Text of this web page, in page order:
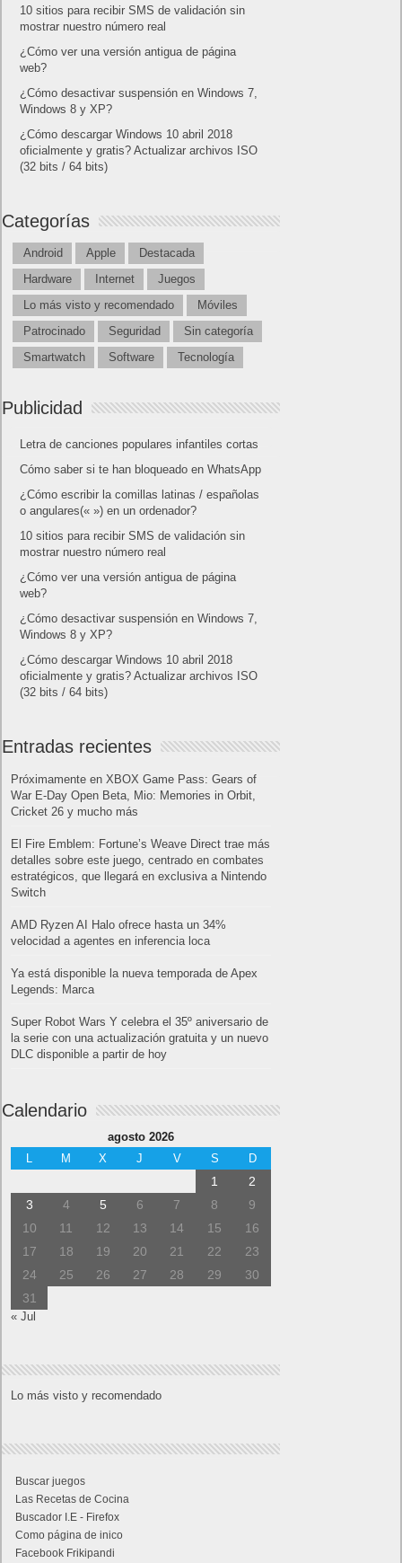
10 sitios para recibir SMS de validación sin
mostrar nuestro número real
¿Cómo ver una versión antigua de página
web?
¿Cómo desactivar suspensión en Windows 7,
Windows 8 y XP?
¿Cómo descargar Windows 10 abril 2018
oficialmente y gratis? Actualizar archivos ISO
(32 bits / 64 bits)
Categorías
Android Apple
Destacada
Hardware
Internet
Juegos
Lo más visto y recomendado
Móviles
Patrocinado
Seguridad
Sin categoría
Smartwatch
Software Tecnología
Publicidad
Letra de canciones populares infantiles cortas
Cómo saber si te han bloqueado en WhatsApp
¿Cómo escribir la comillas latinas / españolas
o angulares(« ») en un ordenador?
10 sitios para recibir SMS de validación sin
mostrar nuestro número real
¿Cómo ver una versión antigua de página
web?
¿Cómo desactivar suspensión en Windows 7,
Windows 8 y XP?
¿Cómo descargar Windows 10 abril 2018
oficialmente y gratis? Actualizar archivos ISO
(32 bits / 64 bits)
Entradas recientes
Próximamente en XBOX Game Pass: Gears of
War E-Day Open Beta, Mio: Memories in Orbit,
Cricket 26 y mucho más
El Fire Emblem: Fortune’s Weave Direct trae más
detalles sobre este juego, centrado en combates
estratégicos, que llegará en exclusiva a Nintendo
Switch
AMD Ryzen AI Halo ofrece hasta un 34%
velocidad a agentes en inferencia loca
Ya está disponible la nueva temporada de Apex
Legends: Marca
Super Robot Wars Y celebra el 35º aniversario de
la serie con una actualización gratuita y un nuevo
DLC disponible a partir de hoy
Calendario
agosto 2026
L
M X J V S D
1
2
3
4 5 6 7 8
9
10
11 12 13 14 15
16
17
18 19 20 21 22
23
24
25 26 27 28 29
30
31
« Jul
Lo más visto y recomendado
Buscar juegos
Las Recetas de Cocina
Buscador I.E - Firefox
Como página de inico
Facebook Frikipandi